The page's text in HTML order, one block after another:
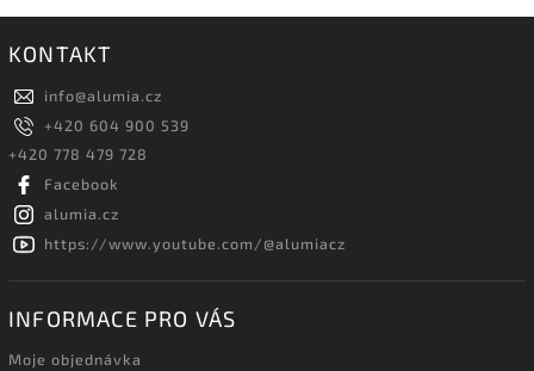
KONTAKT
info@alumia.cz
+420 604 900 539
+420 778 479 728
Facebook
alumia.cz
https://www.youtube.com/@alumiacz
INFORMACE PRO VÁS
Moje objednávka